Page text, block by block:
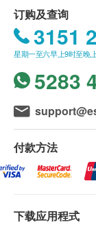
OH 补充液
化空气及
菌、异味
打鼓岭, 离
坪洲, 大澳,
流浮山, 龙
订单确认
送货日期
日期及地址
不排除运
风讯号悬
将会延迟。
订购及查询
3151
星期一至六早上9时至晚
5283
付款方法
下载应用程式